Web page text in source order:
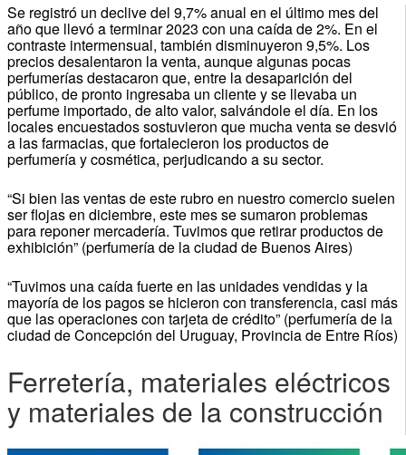
Se registró un declive del 9,7% anual en el último mes del
año que llevó a terminar 2023 con una caída de 2%. En el
contraste intermensual, también disminuyeron 9,5%. Los
precios desalentaron la venta, aunque algunas pocas
perfumerías destacaron que, entre la desaparición del
público, de pronto ingresaba un cliente y se llevaba un
perfume importado, de alto valor, salvándole el día. En los
locales encuestados sostuvieron que mucha venta se desvió
a las farmacias, que fortalecieron los productos de
perfumería y cosmética, perjudicando a su sector.
“Si bien las ventas de este rubro en nuestro comercio suelen
ser flojas en diciembre, este mes se sumaron problemas
para reponer mercadería. Tuvimos que retirar productos de
exhibición” (perfumería de la ciudad de Buenos Aires)
“Tuvimos una caída fuerte en las unidades vendidas y la
mayoría de los pagos se hicieron con transferencia, casi más
que las operaciones con tarjeta de crédito” (perfumería de la
ciudad de Concepción del Uruguay, Provincia de Entre Ríos)
Ferretería, materiales eléctricos
y materiales de la construcción